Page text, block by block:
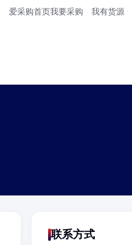
爱采购首页我要采购 我有货源
联系方式